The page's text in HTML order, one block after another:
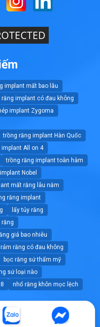
implant mất bao lâu
răng implant có đau không
implant Zygoma
trồng răng implant Hàn Quốc
All on 4
trồng răng implant toàn hàm
Nobel
mất răng lâu năm
răng implant
lấy tủy răng
giá bao nhiêu
răng có đau không
bọc răng sứ thẩm mỹ
sứ loại nào
nhổ răng khôn mọc lệch
nhổ răng